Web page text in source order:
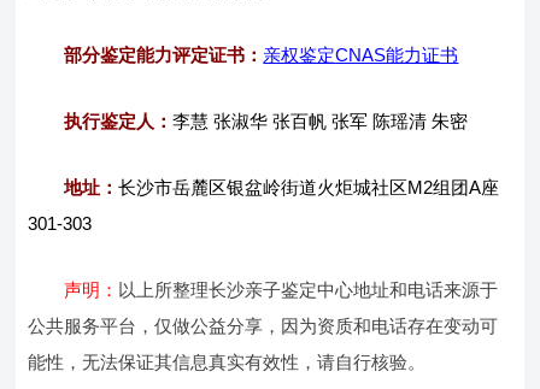
部分鉴定能力评定证书： 亲权鉴定CNAS能力证书
执行鉴定人：李慧 张淑华 张百帆 张军 陈瑶清 朱密
地址：长沙市岳麓区银盆岭街道火炬城社区M2组团A座
301-303
声明： 以上所整理长沙亲子鉴定中心地址和电话来源于
公共服务平台，仅做公益分享，因为资质和电话存在变动可
能性，无法保证其信息真实有效性，请自行核验。